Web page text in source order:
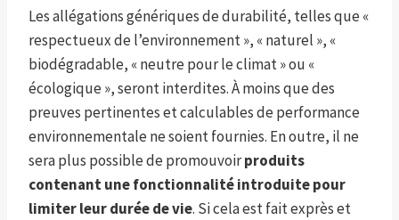
Les allégations génériques de durabilité, telles que «
respectueux de l’environnement », « naturel », «
biodégradable, « neutre pour le climat » ou «
écologique », seront interdites. À moins que des
preuves pertinentes et calculables de performance
environnementale ne soient fournies. En outre, il ne
sera plus possible de promouvoirproduits
contenant une fonctionnalité introduite pour
limiter leur durée de vie. Si cela est fait exprès et